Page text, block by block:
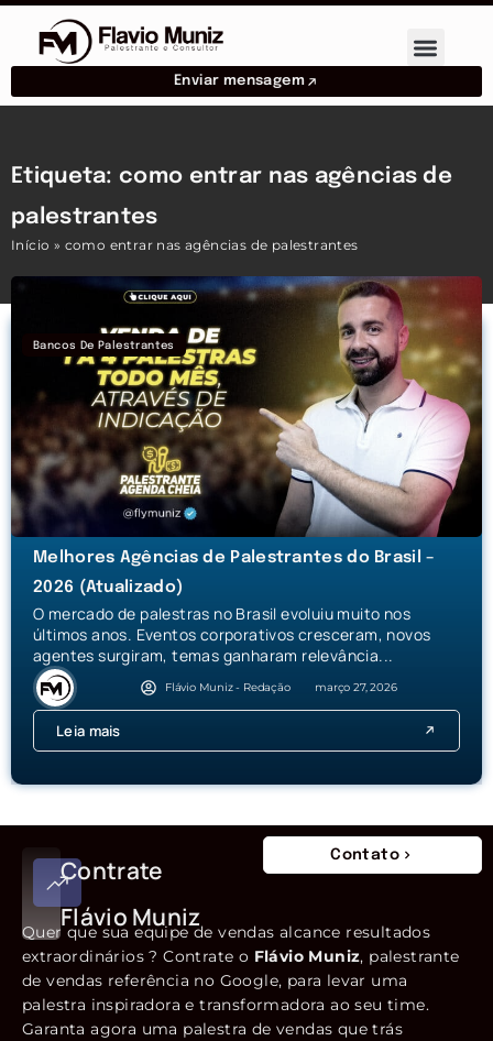
Enviar mensagem
Etiqueta: como entrar nas agências de
palestrantes
Início » como entrar nas agências de palestrantes
Bancos De Palestrantes
Melhores Agências de Palestrantes do Brasil –
2026 (Atualizado)
O mercado de palestras no Brasil evoluiu muito nos
últimos anos. Eventos corporativos cresceram, novos
agentes surgiram, temas ganharam relevância...
Flávio Muniz - Redação março 27, 2026
Leia mais
Contrate
Flávio Muniz
Contato
Quer que sua equipe de vendas alcance resultados
extraordinários ? Contrate o Flávio Muniz, palestrante
de vendas referência no Google, para levar uma
palestra inspiradora e transformadora ao seu time.
Garanta agora uma palestra de vendas que trás